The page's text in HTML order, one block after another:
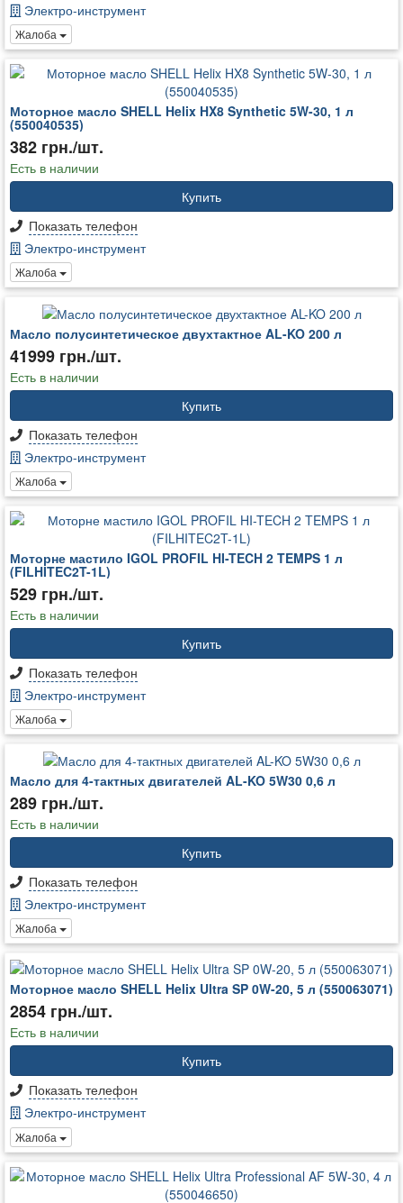
Электро-инструмент
Жалоба
Моторное масло SHELL Helix HX8 Synthetic 5W-30, 1 л
(550040535)
382 грн./шт.
Есть в наличии
Купить
Показать телефон
Электро-инструмент
Жалоба
Масло полусинтетическое двухтактное AL-KO 200 л
41999 грн./шт.
Есть в наличии
Купить
Показать телефон
Электро-инструмент
Жалоба
Моторне мастило IGOL PROFIL HI-TECH 2 TEMPS 1 л
(FILHITEC2T-1L)
529 грн./шт.
Есть в наличии
Купить
Показать телефон
Электро-инструмент
Жалоба
Масло для 4-тактных двигателей AL-KO 5W30 0,6 л
289 грн./шт.
Есть в наличии
Купить
Показать телефон
Электро-инструмент
Жалоба
Моторное масло SHELL Helix Ultra SP 0W-20, 5 л (550063071)
2854 грн./шт.
Есть в наличии
Купить
Показать телефон
Электро-инструмент
Жалоба